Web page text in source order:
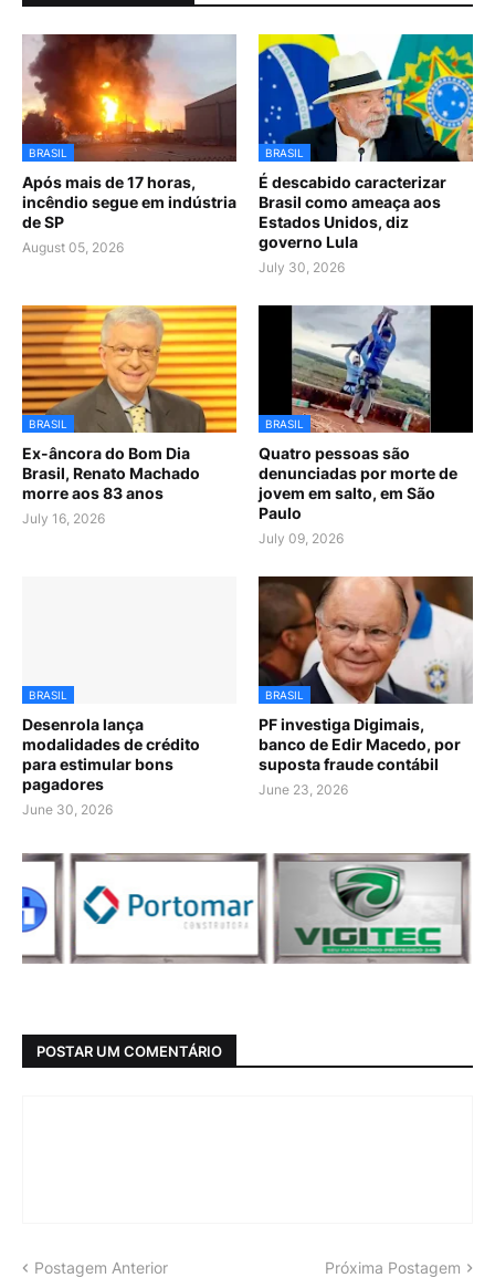
BRASIL
Após mais de 17 horas,
incêndio segue em indústria
de SP
August 05, 2026
BRASIL
É descabido caracterizar
Brasil como ameaça aos
Estados Unidos, diz
governo Lula
July 30, 2026
BRASIL
Ex-âncora do Bom Dia
Brasil, Renato Machado
morre aos 83 anos
July 16, 2026
BRASIL
Quatro pessoas são
denunciadas por morte de
jovem em salto, em São
Paulo
July 09, 2026
BRASIL
Desenrola lança
modalidades de crédito
para estimular bons
pagadores
June 30, 2026
BRASIL
PF investiga Digimais,
banco de Edir Macedo, por
suposta fraude contábil
June 23, 2026
POSTAR UM COMENTÁRIO
Postagem Anterior Próxima Postagem